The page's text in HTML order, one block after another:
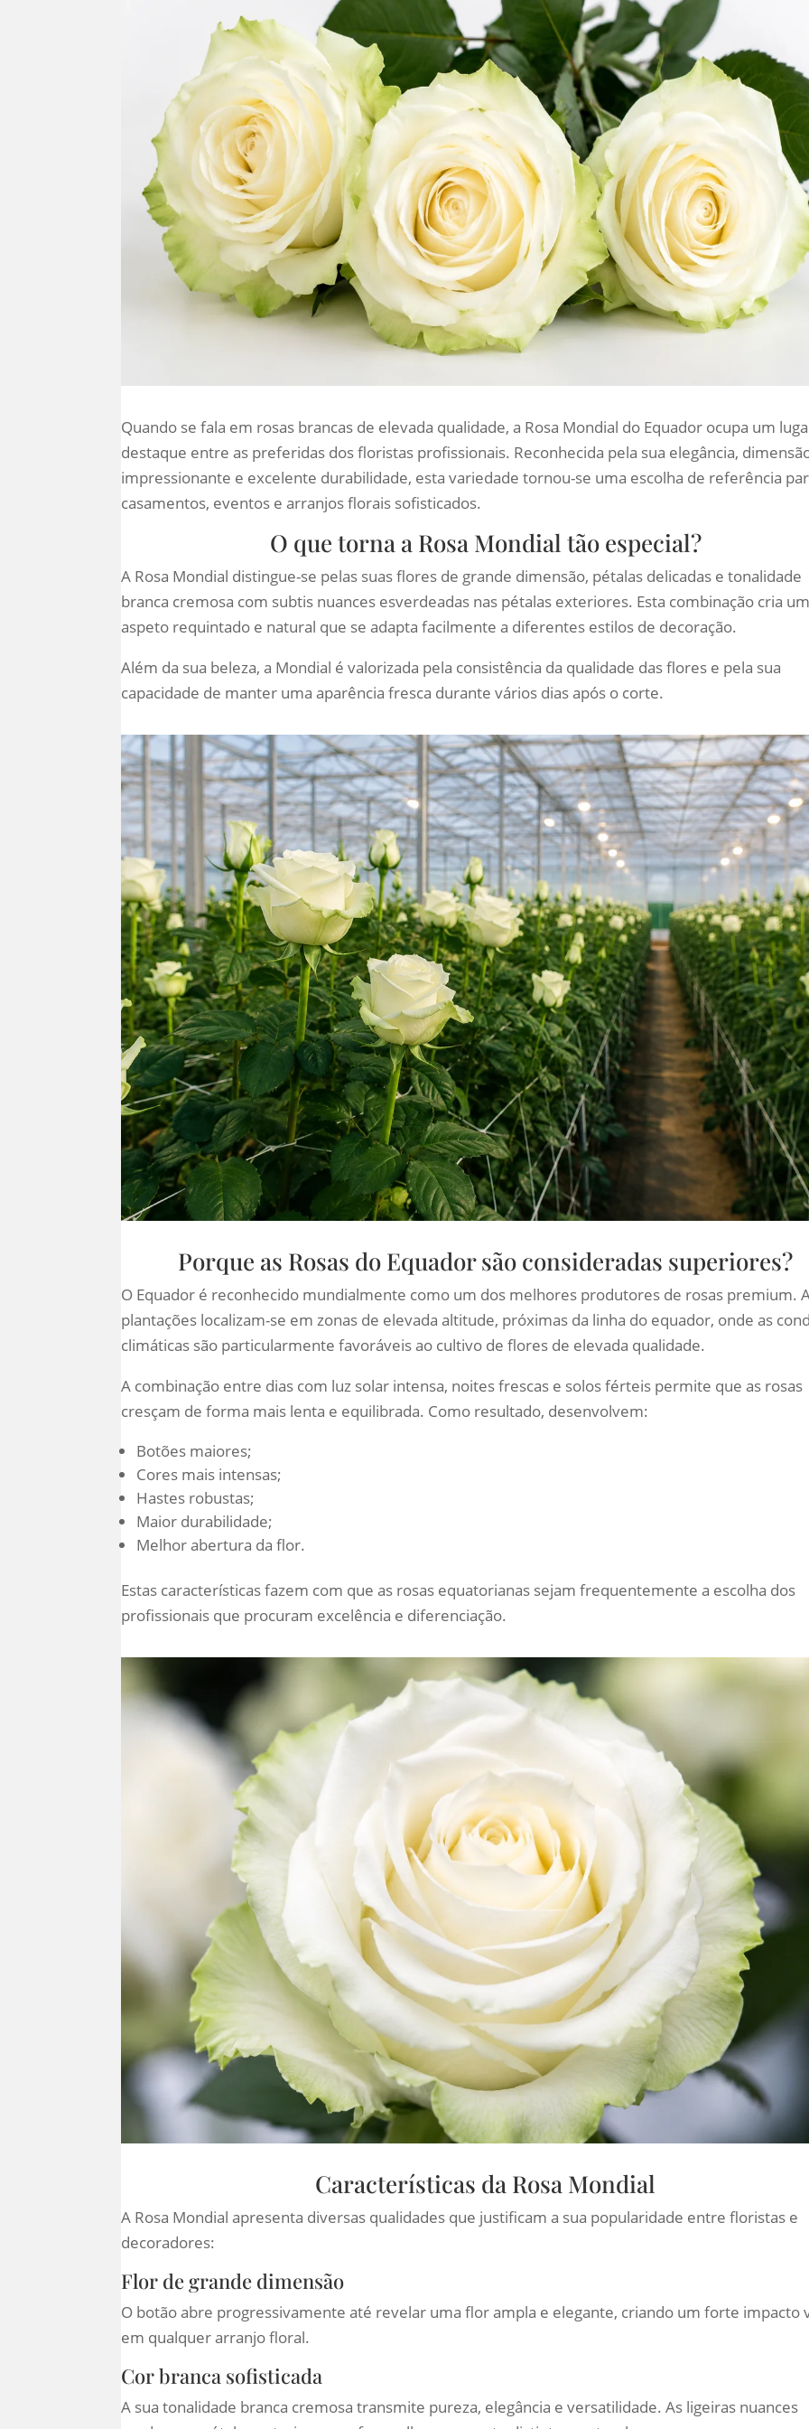
Quando se fala em rosas brancas de elevada qualidade, a Rosa Mondial do Equador ocupa um
destaque entre as preferidas dos floristas profissionais. Reconhecida pela sua elegância,
impressionante e excelente durabilidade, esta variedade tornou-se uma escolha de referência
casamentos, eventos e arranjos florais sofisticados.
O que torna a Rosa Mondial tão especial?
A Rosa Mondial distingue-se pelas suas flores de grande dimensão, pétalas delicadas e tonalidade
branca cremosa com subtis nuances esverdeadas nas pétalas exteriores. Esta combinação cria um
aspeto requintado e natural que se adapta facilmente a diferentes estilos de decoração.
Além da sua beleza, a Mondial é valorizada pela consistência da qualidade das flores e pela sua
capacidade de manter uma aparência fresca durante vários dias após o corte.
Porque as Rosas do Equador são consideradas superiores?
O Equador é reconhecido mundialmente como um dos melhores produtores de rosas premium.
plantações localizam-se em zonas de elevada altitude, próximas da linha do equador, onde as
climáticas são particularmente favoráveis ao cultivo de flores de elevada qualidade.
A combinação entre dias com luz solar intensa, noites frescas e solos férteis permite que as rosas
cresçam de forma mais lenta e equilibrada. Como resultado, desenvolvem:
Botões maiores;
Cores mais intensas;
Hastes robustas;
Maior durabilidade;
Melhor abertura da flor.
Estas características fazem com que as rosas equatorianas sejam frequentemente a escolha dos
profissionais que procuram excelência e diferenciação.
Características da Rosa Mondial
A Rosa Mondial apresenta diversas qualidades que justificam a sua popularidade entre floristas e
decoradores:
Flor de grande dimensão
O botão abre progressivamente até revelar uma flor ampla e elegante, criando um forte impacto
em qualquer arranjo floral.
Cor branca sofisticada
A sua tonalidade branca cremosa transmite pureza, elegância e versatilidade. As ligeiras nuances